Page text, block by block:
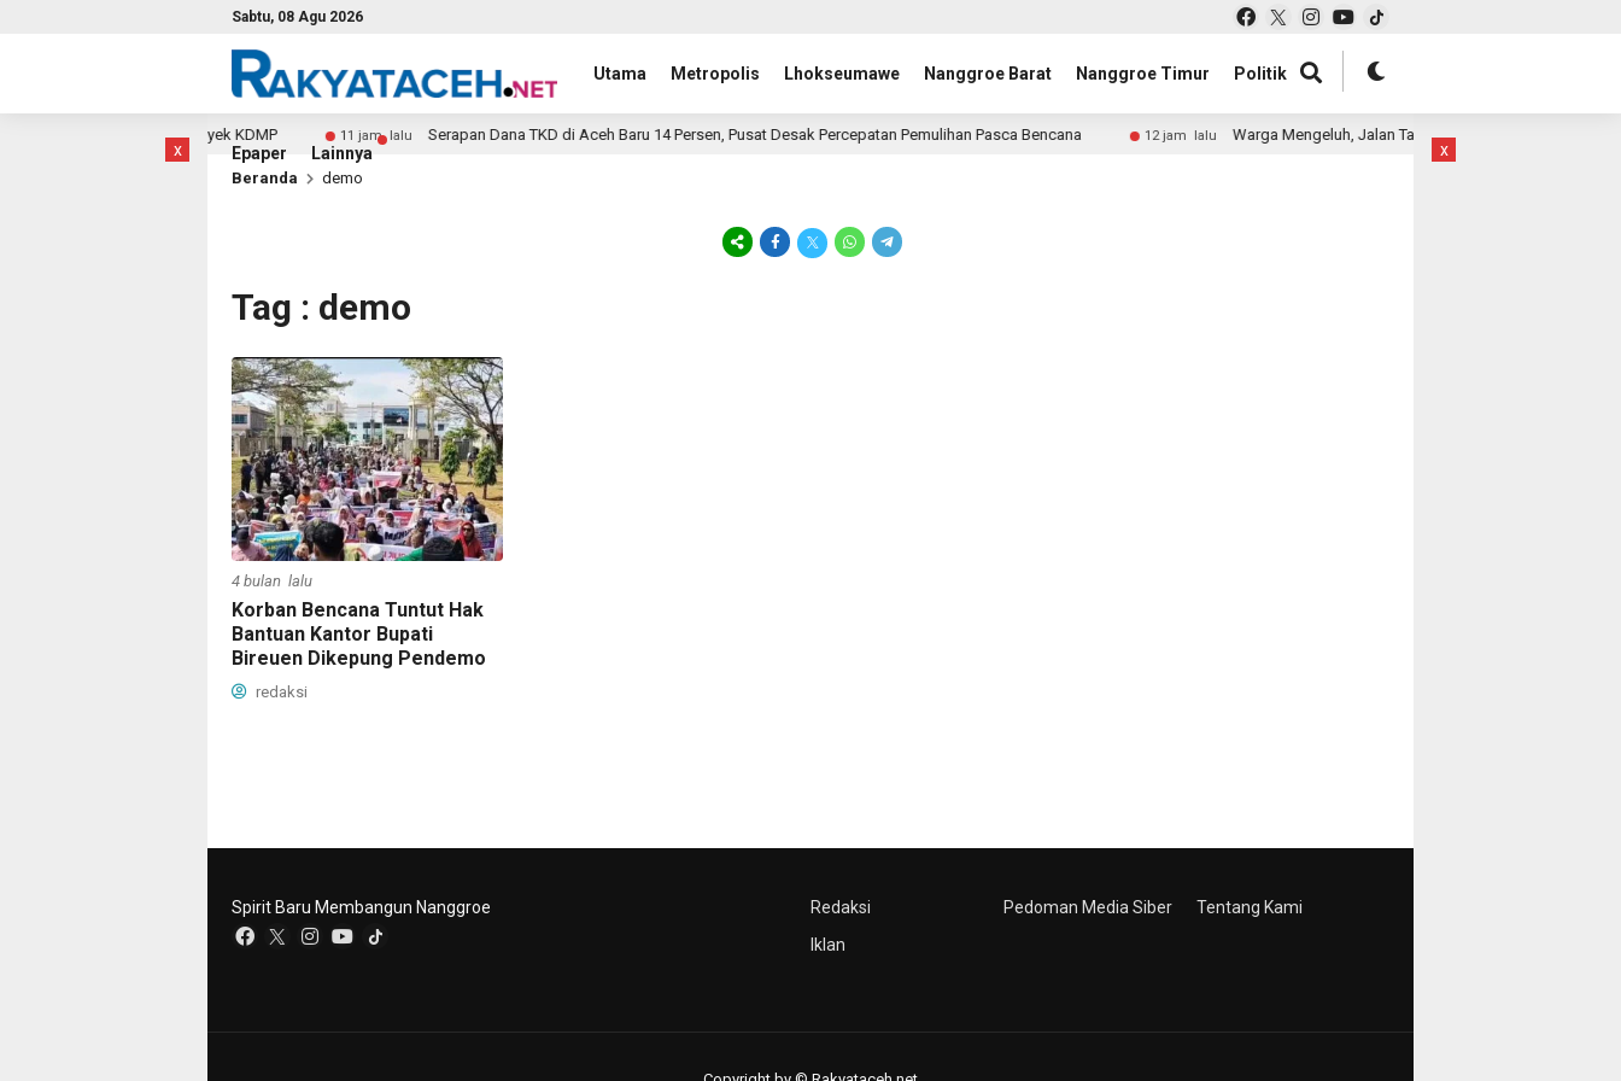
Sabtu, 08 Agu 2026
Utama Metropolis Lhokseumawe Nanggroe Barat Nanggroe Timur Politik
Epaper Lainnya
x
Bawa Kabur Uang Proyek KDMP 11 jam lalu Serapan Dana TKD di Aceh Baru 14 Persen, Pusat Desak Percepatan Pemulihan Pasca Bencana 12 jam lalu Warga Mengeluh, Jalan Tak Pernah Disiram
Beranda demo
Tag : demo
4 bulan lalu
Korban Bencana Tuntut Hak
Bantuan Kantor Bupati
Bireuen Dikepung Pendemo
redaksi
x
Redaksi
Iklan
Pedoman Media Siber Tentang Kami
Spirit Baru Membangun Nanggroe